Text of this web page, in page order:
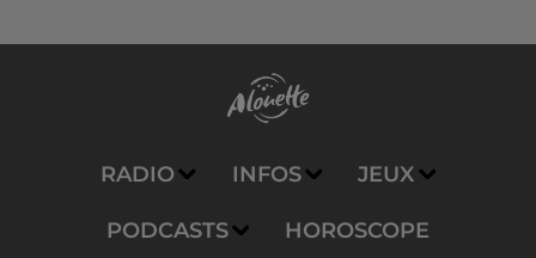
RADIO INFOS JEUX
PODCASTS HOROSCOPE